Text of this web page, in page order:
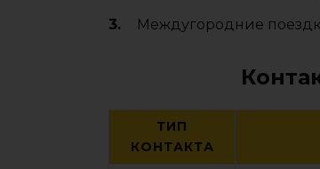
Междугородние
ТИП
КОНТАКТА